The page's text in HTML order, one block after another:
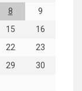
8
9
15
16
22
23
29
30